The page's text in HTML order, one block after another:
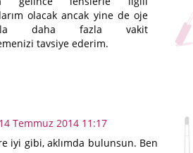
olacak ancak yine de oje
daha fazla vakit
tavsiye ederim.
14 Temmuz 2014 11:17
iyi gibi, aklımda bulunsun. Ben